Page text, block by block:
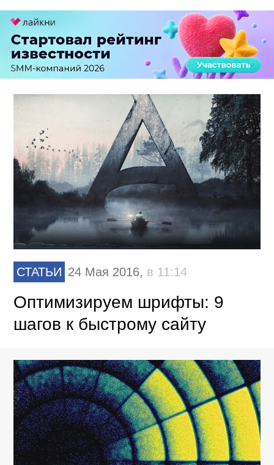
СТАТЬИ 24 Мая 2016, в 11:14
Оптимизируем шрифты: 9
шагов к быстрому сайту